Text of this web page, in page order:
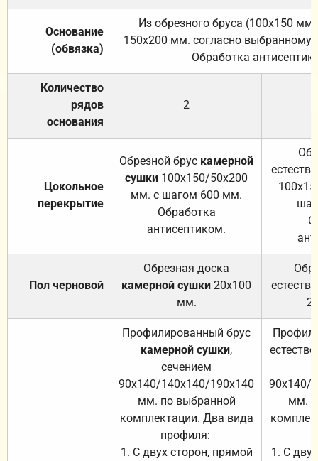
Основание
(обвязка)
Из обрезного бруса (100х150
150х200 мм. согласно выбранному
Обработка
Количество
рядов
основания
2
Цокольное
перекрытие
Обрезной брус камерной
сушки 100х150/50х200
мм. с шагом 600 мм.
Обработка
антисептиком.
Пол черновой
Обрезная доска
камерной сушки 20х100
мм.
Профилированный брус
камерной сушки,
сечением
90х140/140х140/190х140
мм. по выбранной
комплектации. Два вида
профиля:
1. С двух сторон, прямой
90х140/
мм.
1. С